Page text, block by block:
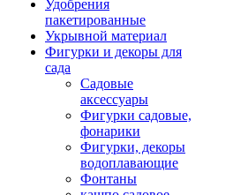
Удобрения
пакетированные
Укрывной материал
Фигурки и декоры для
сада
Садовые
аксессуары
Фигурки садовые,
фонарики
Фигурки, декоры
водоплавающие
Фонтаны